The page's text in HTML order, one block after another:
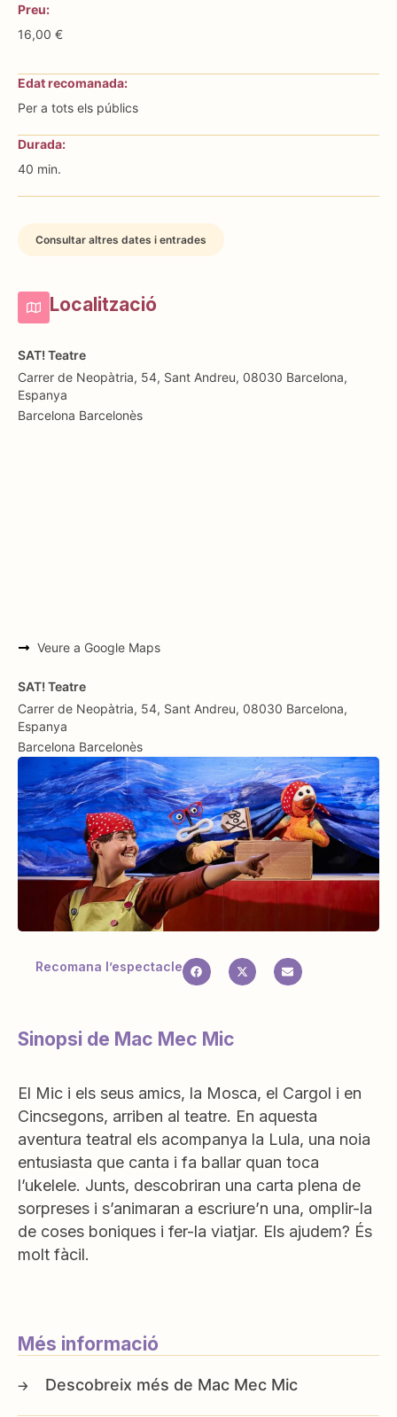
Preu:
16,00 €
Edat recomanada:
Per a tots els públics
Durada:
40 min.
Consultar altres dates i entrades
Localització
SAT! Teatre
Carrer de Neopàtria, 54, Sant Andreu, 08030 Barcelona,
Espanya
Barcelona Barcelonès
Veure a Google Maps
SAT! Teatre
Carrer de Neopàtria, 54, Sant Andreu, 08030 Barcelona,
Espanya
Barcelona Barcelonès
Recomana l’espectacle
Sinopsi de Mac Mec Mic
El Mic i els seus amics, la Mosca, el Cargol i en
Cincsegons, arriben al teatre. En aquesta
aventura teatral els acompanya la Lula, una noia
entusiasta que canta i fa ballar quan toca
l’ukelele. Junts, descobriran una carta plena de
sorpreses i s’animaran a escriure’n una, omplir-la
de coses boniques i fer-la viatjar. Els ajudem? És
molt fàcil.
Més informació
Mac Mec Mic